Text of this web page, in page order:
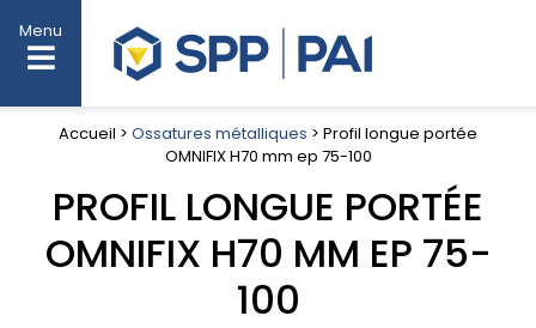
Menu
Accueil > Ossatures métalliques > Profil longue portée
OMNIFIX H70 mm ep 75-100
PROFIL LONGUE PORTÉE
OMNIFIX H70 MM EP 75-
100